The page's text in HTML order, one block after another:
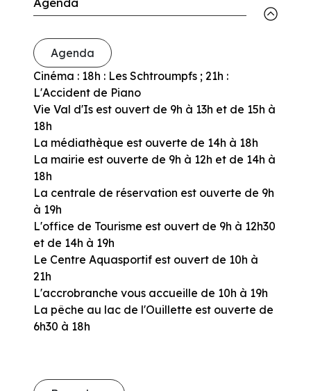
Agenda
Cinéma : 18h : Les Schtroumpfs ; 21h :
L'Accident de Piano
Vie Val d'Is est ouvert de 9h à 13h et de 15h à
18h
La médiathèque est ouverte de 14h à 18h
La mairie est ouverte de 9h à 12h et de 14h à
18h
La centrale de réservation est ouverte de 9h
à 19h
L'office de Tourisme est ouvert de 9h à 12h30
et de 14h à 19h
Le Centre Aquasportif est ouvert de 10h à
21h
L'accrobranche vous accueille de 10h à 19h
La pêche au lac de l'Ouillette est ouverte de
6h30 à 18h